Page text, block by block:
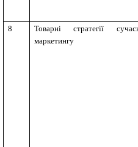
8
Товарні стратегії
маркетингу